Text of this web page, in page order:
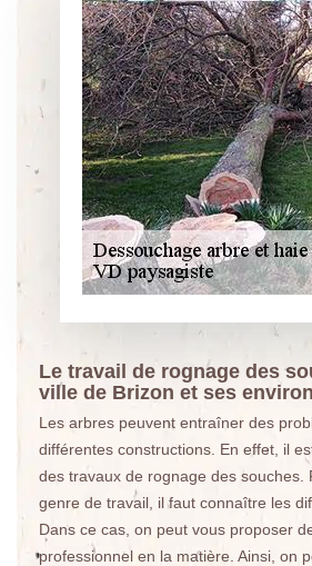
Le travail de rognage des
ville de Brizon et ses
Les arbres peuvent entraîner des
différentes constructions. En effet, il
des travaux de rognage des souches.
genre de travail, il faut connaître les
Dans ce cas, on peut vous proposer
professionnel en la matière. Ainsi, on